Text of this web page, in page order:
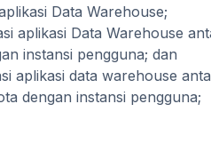
Data Warehouse;
aplikasi Data Warehouse
instansi pengguna; dan
aplikasi data warehouse
dengan instansi pengguna;